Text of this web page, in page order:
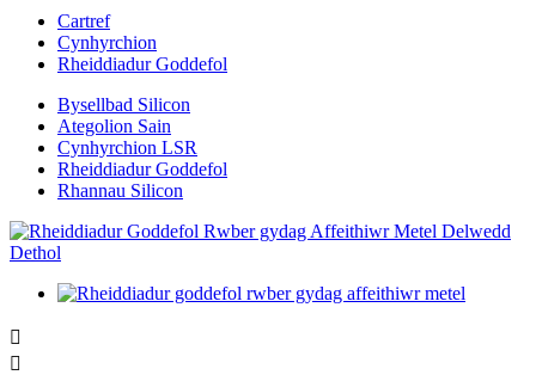
Cartref
Cynhyrchion
Rheiddiadur Goddefol
Bysellbad Silicon
Ategolion Sain
Cynhyrchion LSR
Rheiddiadur Goddefol
Rhannau Silicon

